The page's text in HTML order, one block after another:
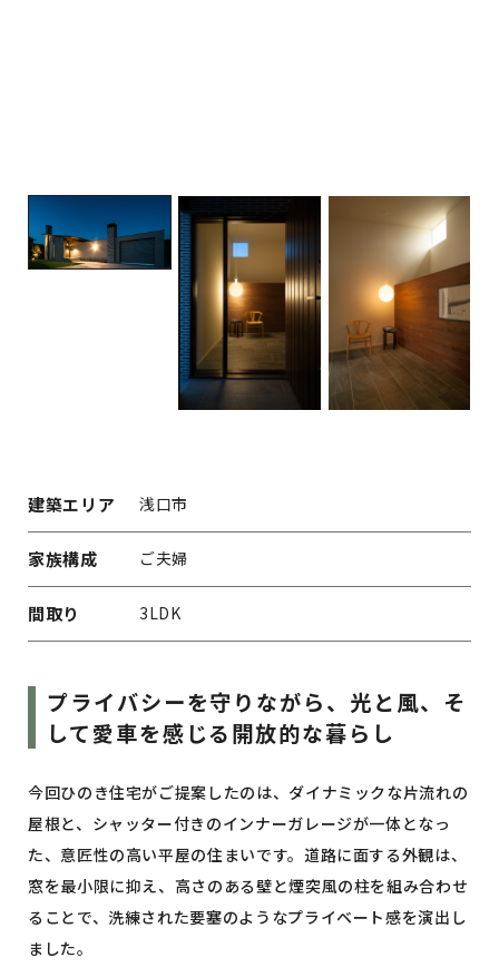
建築エリア 浅口市
家族構成 ご夫婦
間取り 3LDK
プライバシーを守りながら、光と風、そ
して愛車を感じる開放的な暮らし
今回ひのき住宅がご提案したのは、ダイナミックな片流れの
屋根と、シャッター付きのインナーガレージが一体となっ
た、意匠性の高い平屋の住まいです。道路に面する外観は、
窓を最小限に抑え、高さのある壁と煙突風の柱を組み合わせ
ることで、洗練された要塞のようなプライベート感を演出し
ました。